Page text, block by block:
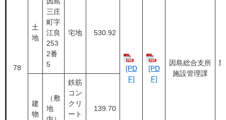
78
土
地
三庄
町字
江良
253
2番
5
宅地 530.92
[PD
F]
[PD
F]
因島総合支所
施設管理課
建
物
（敷
地
鉄筋
コン
クリ
ート
139.70